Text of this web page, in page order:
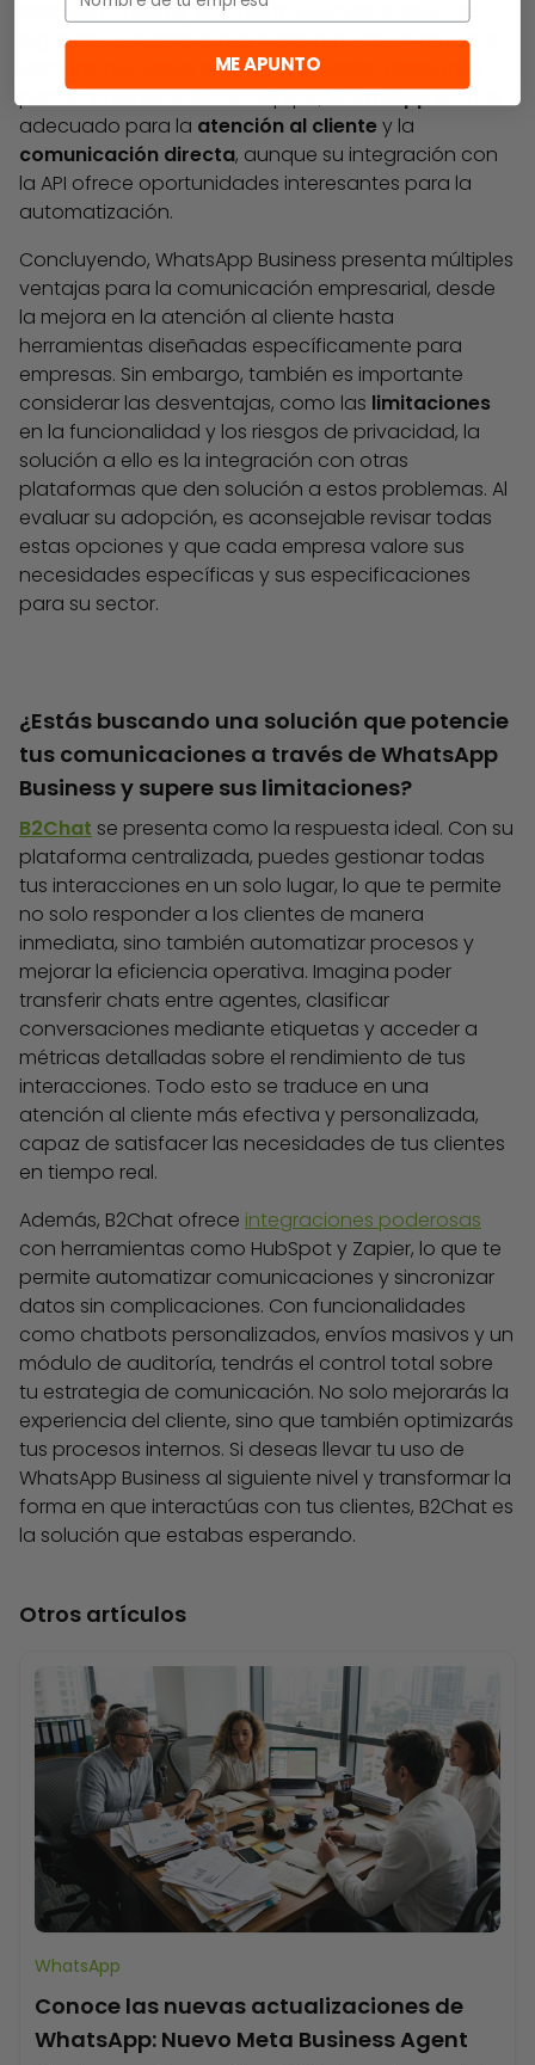
Microsoft Teams, WhatsApp Business carece de
algunas funcionalidades colaborativas avanzadas.
Mientras que estas aplicaciones están diseñadas
para la colaboración en equipo,WhatsAppes más
adecuado para la atención al clientey la
comunicación directa, aunque su integración con
la API ofrece oportunidades interesantes para la
automatización.
Concluyendo, WhatsApp Business presenta múltiples
ventajas para la comunicación empresarial, desde
la mejora en la atención al cliente hasta
herramientas diseñadas específicamente para
empresas. Sin embargo, también es importante
considerar las desventajas, como las limitaciones
en la funcionalidad y los riesgos de privacidad, la
solución a ello es la integración con otras
plataformas que den solución a estos problemas. Al
evaluar su adopción, es aconsejable revisar todas
estas opciones y que cada empresa valore sus
necesidades específicas y sus especificaciones
para su sector.
¿Estás buscando una solución que potencie
tus comunicaciones a través de WhatsApp
Business y supere sus limitaciones?
B2Chat se presenta como la respuesta ideal. Con su
plataforma centralizada, puedes gestionar todas
tus interacciones en un solo lugar, lo que te permite
no solo responder a los clientes de manera
inmediata, sino también automatizar procesos y
mejorar la eficiencia operativa. Imagina poder
transferir chats entre agentes, clasificar
conversaciones mediante etiquetas y acceder a
métricas detalladas sobre el rendimiento de tus
interacciones. Todo esto se traduce en una
atención al cliente más efectiva y personalizada,
capaz de satisfacer las necesidades de tus clientes
en tiempo real.
Además, B2Chat ofrece integraciones poderosas
con herramientas como HubSpot y Zapier, lo que te
permite automatizar comunicaciones y sincronizar
datos sin complicaciones. Con funcionalidades
como chatbots personalizados, envíos masivos y un
módulo de auditoría, tendrás el control total sobre
tu estrategia de comunicación. No solo mejorarás la
experiencia del cliente, sino que también optimizarás
tus procesos internos. Si deseas llevar tu uso de
WhatsApp Business al siguiente nivel y transformar la
forma en que interactúas con tus clientes, B2Chat es
la solución que estabas esperando.
Otros artículos
WhatsApp
Conoce las nuevas actualizaciones de
WhatsApp: Nuevo Meta Business Agent
ME APUNTO